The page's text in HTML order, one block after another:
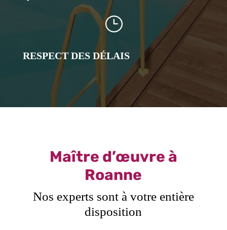
}
RESPECT DES DÉLAIS
Maître d’œuvre à
Roanne
Nos experts sont à votre entière
disposition